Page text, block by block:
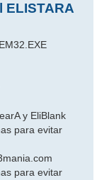
ELISTARA
y EliBlank
para evitar
para evitar